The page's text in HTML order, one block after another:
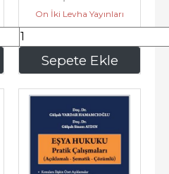
Sepete Ekle
On İki Levha Yayınları
441,00